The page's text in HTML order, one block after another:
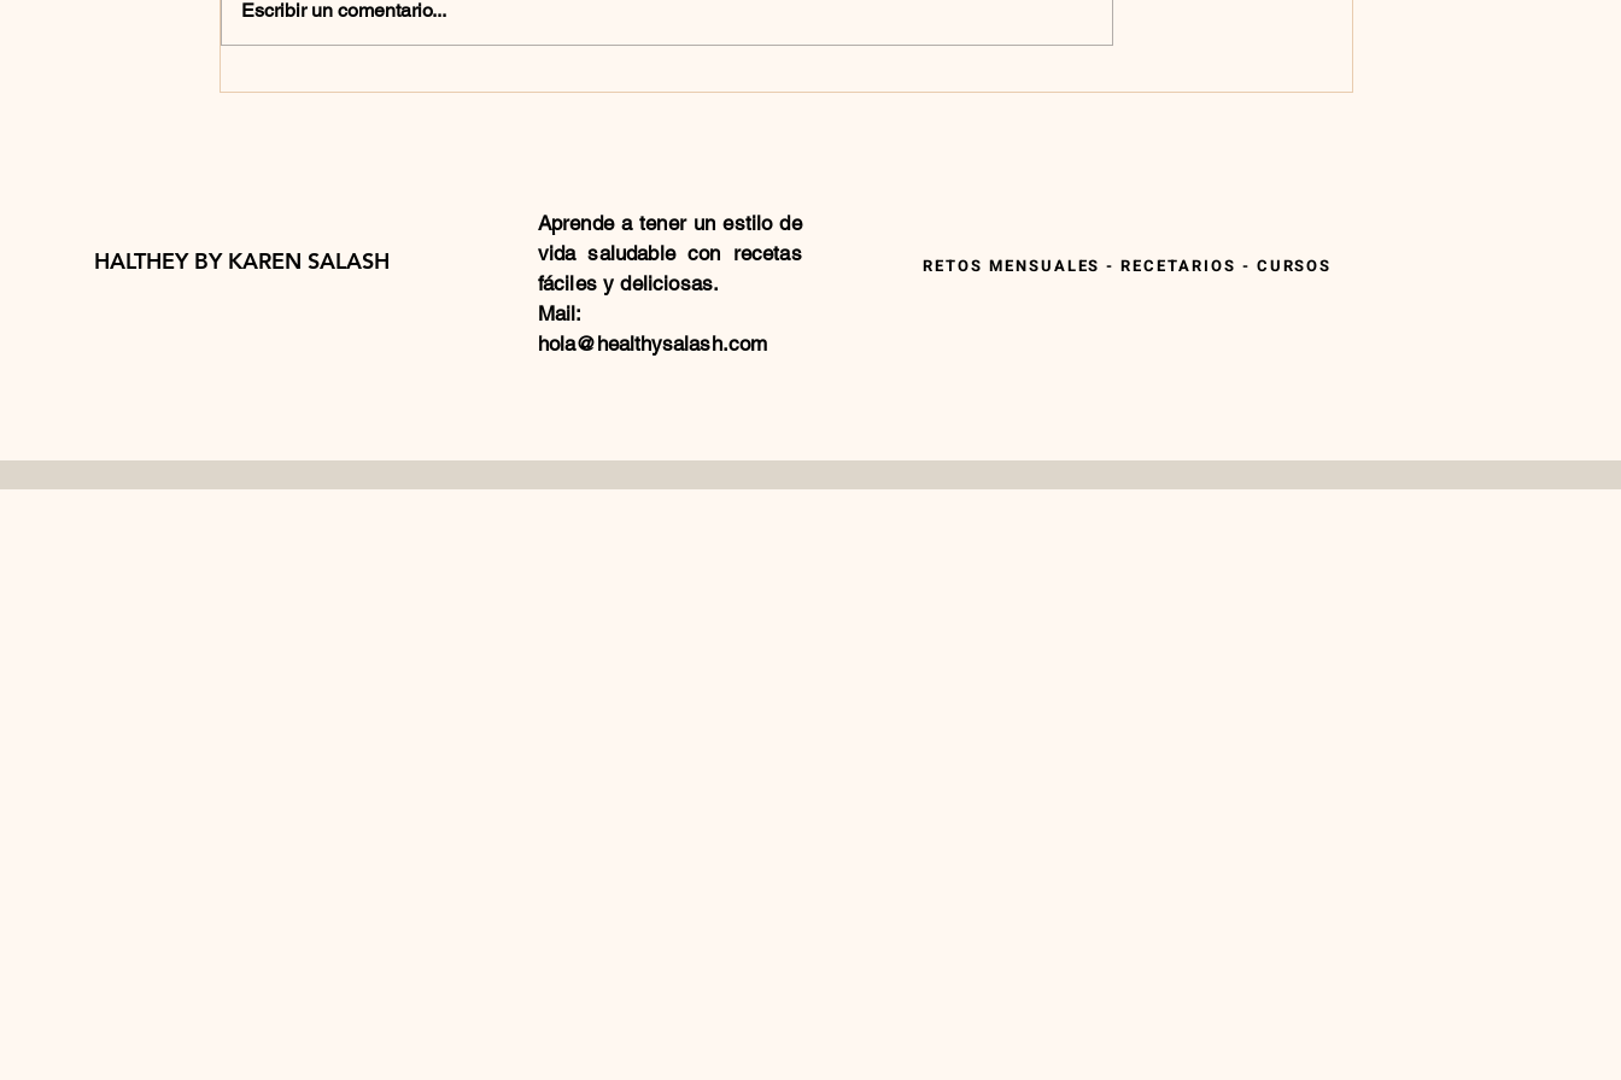
Escribir un comentario...
HALTHEY BY KAREN SALASH
Aprende a tener un estilo de
vida saludable con recetas
fáciles y deliciosas.
Mail:
hola@healthysalash.com
RETOS MENSUALES - RECETARIOS - CURSOS